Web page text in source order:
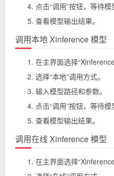
点击“调用”按钮，等待模
查看模型输出结果。
调用本地 Xinference 模型
在主界面选择
选择“本地”调用方式。
输入模型路径和参数。
点击“调用”按钮，等待模
查看模型输出结果。
调用在线 Xinference 模型
在主界面选择